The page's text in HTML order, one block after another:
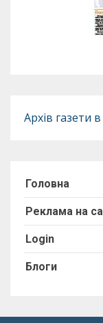
Архів газети
Головна
Реклама на
Login
Блоги